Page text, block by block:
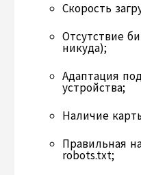
Скорость
Отсутствие
никуда);
Адаптация
устройства;
Наличие
Правильная
robots.txt;